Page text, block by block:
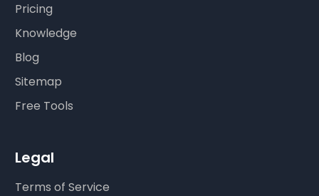
Pricing
Knowledge
Blog
Sitemap
Free Tools
Legal
Terms of Service